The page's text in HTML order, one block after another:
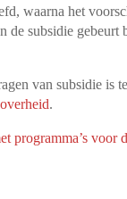
waarna het
subsidie gebeurt
van subsidie is
overheid.
programma’s voor